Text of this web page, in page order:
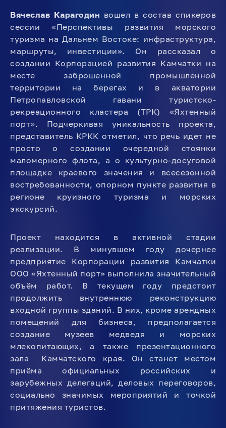
Вячеслав Карагодин вошел в состав спикеров
сессии «Перспективы развития морского
туризма на Дальнем Востоке: инфраструктура,
маршруты, инвестиции». Он рассказал о
создании Корпорацией развития Камчатки на
месте заброшенной промышленной
территории на берегах и в акватории
Петропавловской гавани туристско-
рекреационного кластера (ТРК) «Яхтенный
порт». Подчеркивая уникальность проекта,
представитель КРКК отметил, что речь идет не
просто о создании очередной стоянки
маломерного флота, а о культурно-досуговой
площадке краевого значения и всесезонной
востребованности, опорном пункте развития в
регионе круизного туризма и морских
экскурсий.
Проект находится в активной стадии
реализации. В минувшем году дочернее
предприятие Корпорации развития Камчатки
ООО «Яхтенный порт» выполнила значительный
объём работ. В текущем году предстоит
продолжить внутреннюю реконструкцию
входной группы зданий. В них, кроме арендных
помещений для бизнеса, предполагается
создание музеев медведя и морских
млекопитающих, а также презентационного
зала Камчатского края. Он станет местом
приёма официальных российских и
зарубежных делегаций, деловых переговоров,
социально значимых мероприятий и точкой
притяжения туристов.